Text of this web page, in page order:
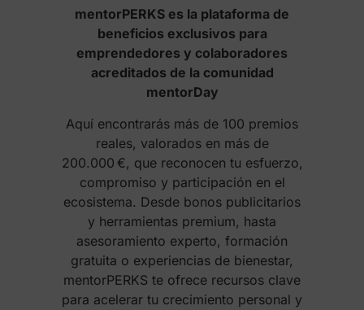
mentorPERKS es la plataforma de
beneficios exclusivos para
emprendedores y colaboradores
acreditados de la comunidad
mentorDay
Aquí encontrarás más de 100 premios
reales, valorados en más de
200.000 €, que reconocen tu esfuerzo,
compromiso y participación en el
ecosistema. Desde bonos publicitarios
y herramientas premium, hasta
asesoramiento experto, formación
gratuita o experiencias de bienestar,
mentorPERKS te ofrece recursos clave
para acelerar tu crecimiento personal y